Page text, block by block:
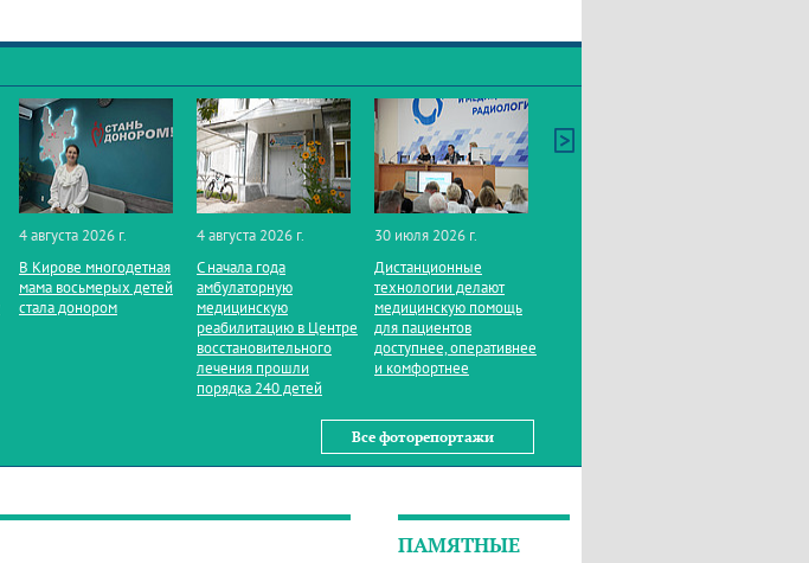
4 августа 2026 г.
В Кирове многодетная
мама восьмерых детей
стала донором
4 августа 2026 г.
С начала года
амбулаторную
медицинскую
реабилитацию в Центре
восстановительного
лечения прошли
порядка 240 детей
30 июля 2026 г.
Дистанционные
технологии делают
медицинскую помощь
для пациентов
доступнее, оперативнее
и комфортнее
Все фоторепортажи
ПАМЯТНЫЕ